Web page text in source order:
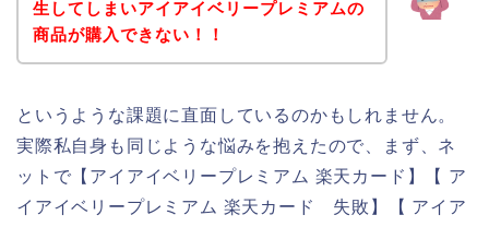
生してしまいアイアイベリープレミアムの
商品が購入できない！！
というような課題に直面しているのかもしれません。
実際私自身も同じような悩みを抱えたので、まず、ネ
ットで【アイアイベリープレミアム 楽天カード】【 ア
イアイベリープレミアム 楽天カード 失敗】【 アイア